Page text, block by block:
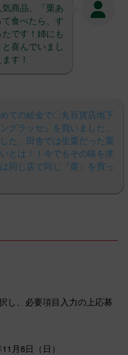
商品、「栗あ
食べたら、す
です！姉にも
喜んでいまし
す！
ての給金で〇丸百貨店地下
グラッセ』を買いました。
た。田舎では生栗だった栗
とは！！今でもその味を求
同じ店で同じ『栗』を買っ
し、必要項目入力の上応募
月8日（日）